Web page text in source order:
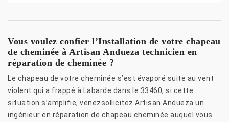
Vous voulez confier l’Installation de votre chapeau
de cheminée à Artisan Andueza technicien en
réparation de cheminée ?
Le chapeau de votre cheminée s’est évaporé suite au vent
violent qui a frappé à Labarde dans le 33460, si cette
situation s’amplifie, venezsollicitez Artisan Andueza un
ingénieur en réparation de chapeau cheminée auquel vous